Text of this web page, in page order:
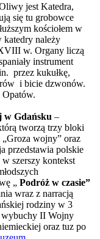
jest Katedra,
się tu grobowce
kościołem w
katedry należy
w. Organy liczą
instrument
przez kukułkę,
i bicie dzwonów.
Opatów.
w Gdańsku –
tworzą trzy bloki
wojny” oraz
przedstawia polskie
szerszy kontekst
„ Podróż w czasie”
wraz z narracją
rodziny w 3
wybuchy II Wojny
oraz tuz po